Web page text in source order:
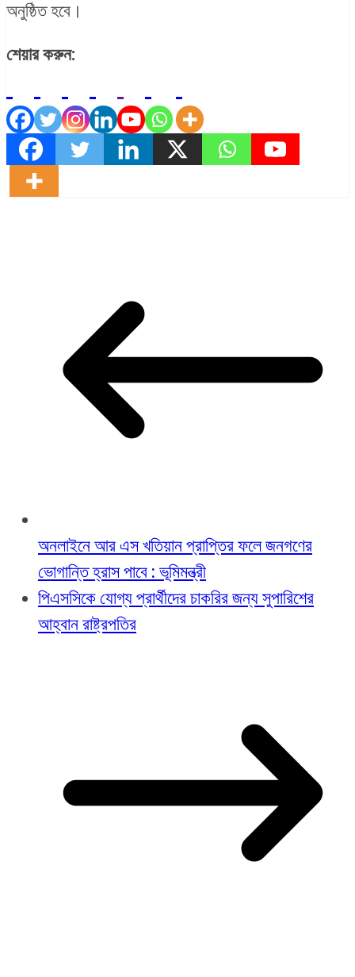
অনুষ্ঠিত হবে।
শেয়ার করুন:
অনলাইনে আর এস খতিয়ান প্রাপ্তির ফলে জনগণের
ভোগান্তি হ্রাস পাবে : ভূমিমন্ত্রী
পিএসসিকে যোগ্য প্রার্থীদের চাকরির জন্য সুপারিশের
আহ্বান রাষ্ট্রপতির